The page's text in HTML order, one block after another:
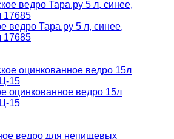
ведро Тара.ру 5 л, синее,
17685
оцинкованное ведро 15л
15